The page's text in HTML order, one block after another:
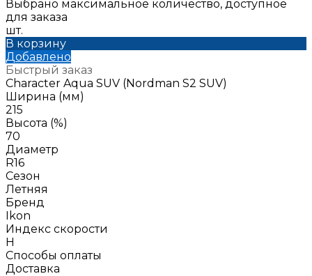
Выбрано максимальное количество, доступное
для заказа
шт.
В корзину
Добавлено
Быстрый заказ
Character Aqua SUV (Nordman S2 SUV)
Ширина (мм)
215
Высота (%)
70
Диаметр
R16
Сезон
Летняя
Бренд
Ikon
Индекс скорости
H
Способы оплаты
Доставка